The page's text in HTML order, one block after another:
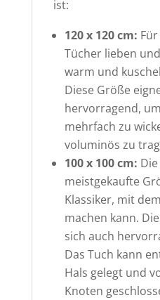
ist:
120 x 120 cm:
Tücher lieben
warm und
Diese Größe
hervorragend,
mehrfach zu
voluminös zu
100 x 100 cm:
meistgekaufte
Klassiker, mit
machen kann.
sich auch
Das Tuch kann
Hals gelegt und
Knoten